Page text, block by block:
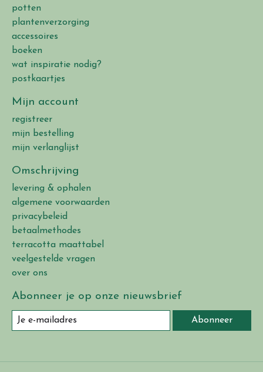
potten
plantenverzorging
accessoires
boeken
wat inspiratie nodig?
postkaartjes
Mijn account
registreer
mijn bestelling
mijn verlanglijst
Omschrijving
levering & ophalen
algemene voorwaarden
privacybeleid
betaalmethodes
terracotta maattabel
veelgestelde vragen
over ons
Abonneer je op onze nieuwsbrief
Abonneer